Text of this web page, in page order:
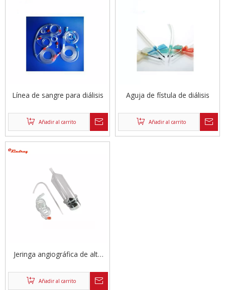
Línea de sangre para diálisis
Añadir al carrito
Aguja de fístula de diálisis
Añadir al carrito
Jeringa angiográfica de alta
Añadir al carrito